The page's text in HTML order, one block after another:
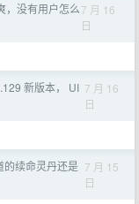
，没有用户怎么7 月 16
日
新版本， UI 7 月 16
日
的续命灵丹还是 7 月 15
日